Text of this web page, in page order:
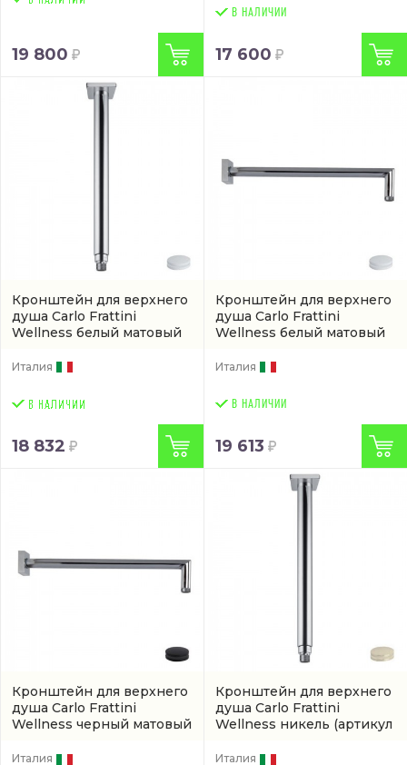
19 800
В НАЛИЧИИ
17 600
Кронштейн для верхнего
душа Carlo Frattini
Wellness белый матовый
Италия
18 832
Кронштейн для верхнего
душа Carlo Frattini
Wellness белый матовый
Италия
В НАЛИЧИИ
19 613
Кронштейн для верхнего
душа Carlo Frattini
Wellness черный матовый
Италия
Кронштейн для верхнего
душа Carlo Frattini
Wellness никель (артикул
Италия